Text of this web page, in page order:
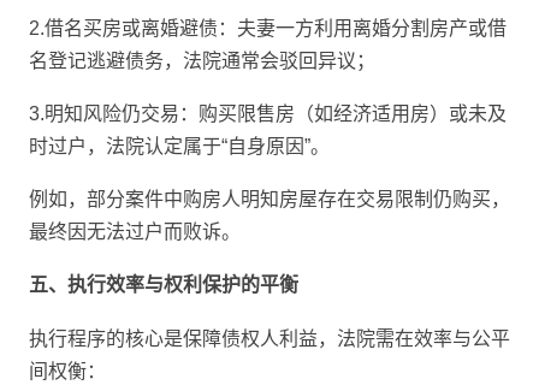
2.借名买房或离婚避债：夫妻一方利用离婚分割房产或借
名登记逃避债务，法院通常会驳回异议；
3.明知风险仍交易：购买限售房（如经济适用房）或未及
时过户，法院认定属于“自身原因”。
例如，部分案件中购房人明知房屋存在交易限制仍购买，
最终因无法过户而败诉。
五、执行效率与权利保护的平衡
执行程序的核心是保障债权人利益，法院需在效率与公平
间权衡：